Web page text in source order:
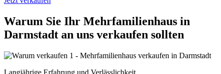
Warum Sie Ihr Mehrfamilienhaus in
Darmstadt an uns verkaufen sollten